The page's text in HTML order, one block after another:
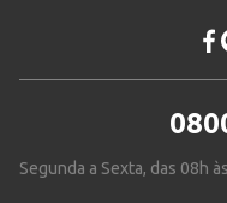
Segunda a Sexta, das 08h